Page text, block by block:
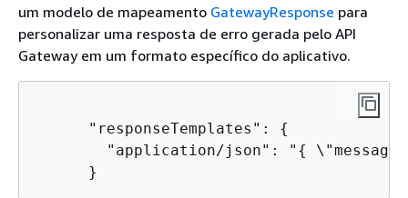
um modelo de mapeamento GatewayResponse para
personalizar uma resposta de erro gerada pelo API
Gateway em um formato específico do aplicativo.
      "responseTemplates":
{
        "application/json": "
{
      }